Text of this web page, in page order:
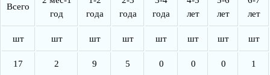
Всего
год
года
года
года
лет
лет
лет
шт шт шт шт шт шт шт шт
17 2 9 5 0 0 0 1